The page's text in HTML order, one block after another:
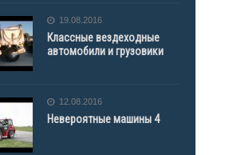
19.08.2016
Классные вездеходные
автомобили и грузовики
12.08.2016
Невероятные машины 4